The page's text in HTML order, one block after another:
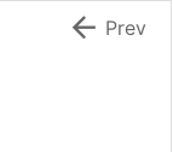
 Prev